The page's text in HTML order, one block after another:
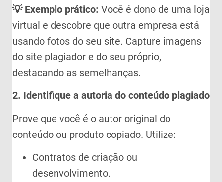
💡 Exemplo prático: Você é dono de uma loja
virtual e descobre que outra empresa está
usando fotos do seu site. Capture imagens
do site plagiador e do seu próprio,
destacando as semelhanças.
2. Identifique a autoria do conteúdo plagiado
Prove que você é o autor original do
conteúdo ou produto copiado. Utilize:
Contratos de criação ou
desenvolvimento.